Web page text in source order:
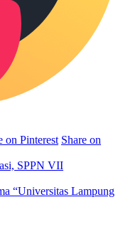
on Pinterest Share on
SPPN VII
“Universitas Lampung